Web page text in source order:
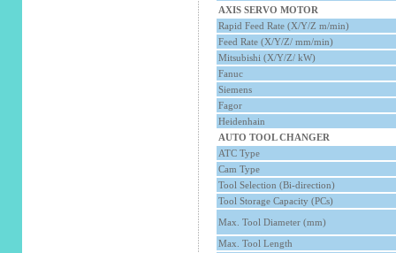
AXIS SERVO MOTOR
Rapid Feed Rate (X/Y/Z m/min)
Feed Rate (X/Y/Z/ mm/min)
Mitsubishi (X/Y/Z/ kW)
Fanuc
Siemens
Fagor
Heidenhain
AUTO TOOL CHANGER
ATC Type
Cam Type
Tool Selection (Bi-direction)
Tool Storage Capacity (PCs)
Max. Tool Diameter (mm)
Max. Tool Length